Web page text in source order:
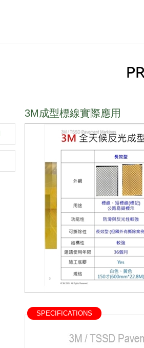
3M成型標線實際應用
SPECIFICATIONS